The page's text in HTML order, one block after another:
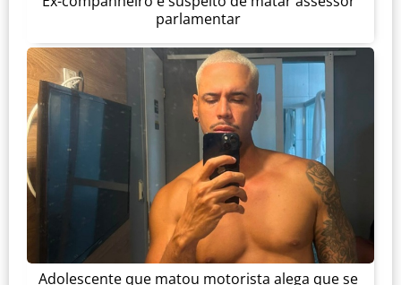
parlamentar
Adolescente que matou motorista alega que se